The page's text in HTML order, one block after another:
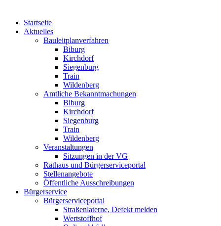
Startseite
Aktuelles
Bauleitplanverfahren
Biburg
Kirchdorf
Siegenburg
Train
Wildenberg
Amtliche Bekanntmachungen
Biburg
Kirchdorf
Siegenburg
Train
Wildenberg
Veranstaltungen
Sitzungen in der VG
Rathaus und Bürgerserviceportal
Stellenangebote
Öffentliche Ausschreibungen
Bürgerservice
Bürgerserviceportal
Straßenlaterne, Defekt melden
Wertstoffhof